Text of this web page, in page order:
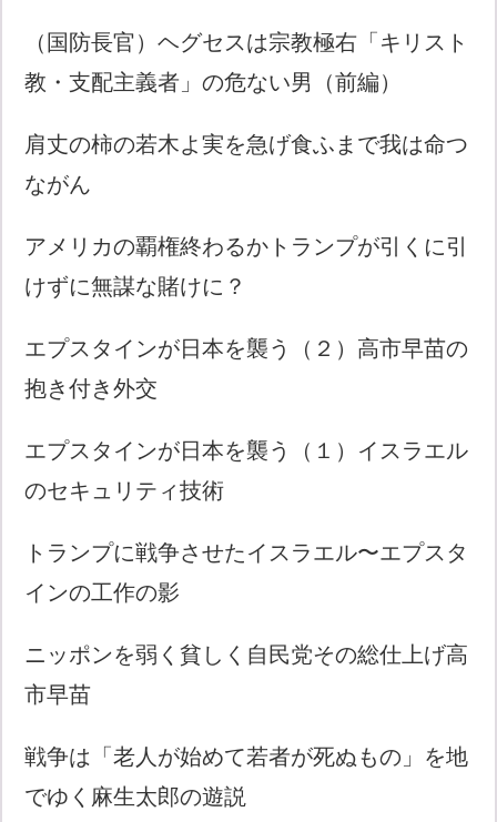
（国防長官）ヘグセスは宗教極右「キリスト
教・支配主義者」の危ない男（前編）
肩丈の柿の若木よ実を急げ食ふまで我は命つ
ながん
アメリカの覇権終わるかトランプが引くに引
けずに無謀な賭けに？
エプスタインが日本を襲う（２）高市早苗の
抱き付き外交
エプスタインが日本を襲う（１）イスラエル
のセキュリティ技術
トランプに戦争させたイスラエル〜エプスタ
インの工作の影
ニッポンを弱く貧しく自民党その総仕上げ高
市早苗
戦争は「老人が始めて若者が死ぬもの」を地
でゆく麻生太郎の遊説